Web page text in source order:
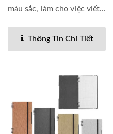
màu sắc, làm cho việc viết...
Thông Tin Chi Tiết